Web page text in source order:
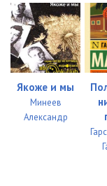
Якоже и мы
Минеев
Александр